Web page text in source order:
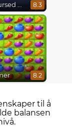
Totemia Cursed Marbles 8.3
8.2
til å
balansen